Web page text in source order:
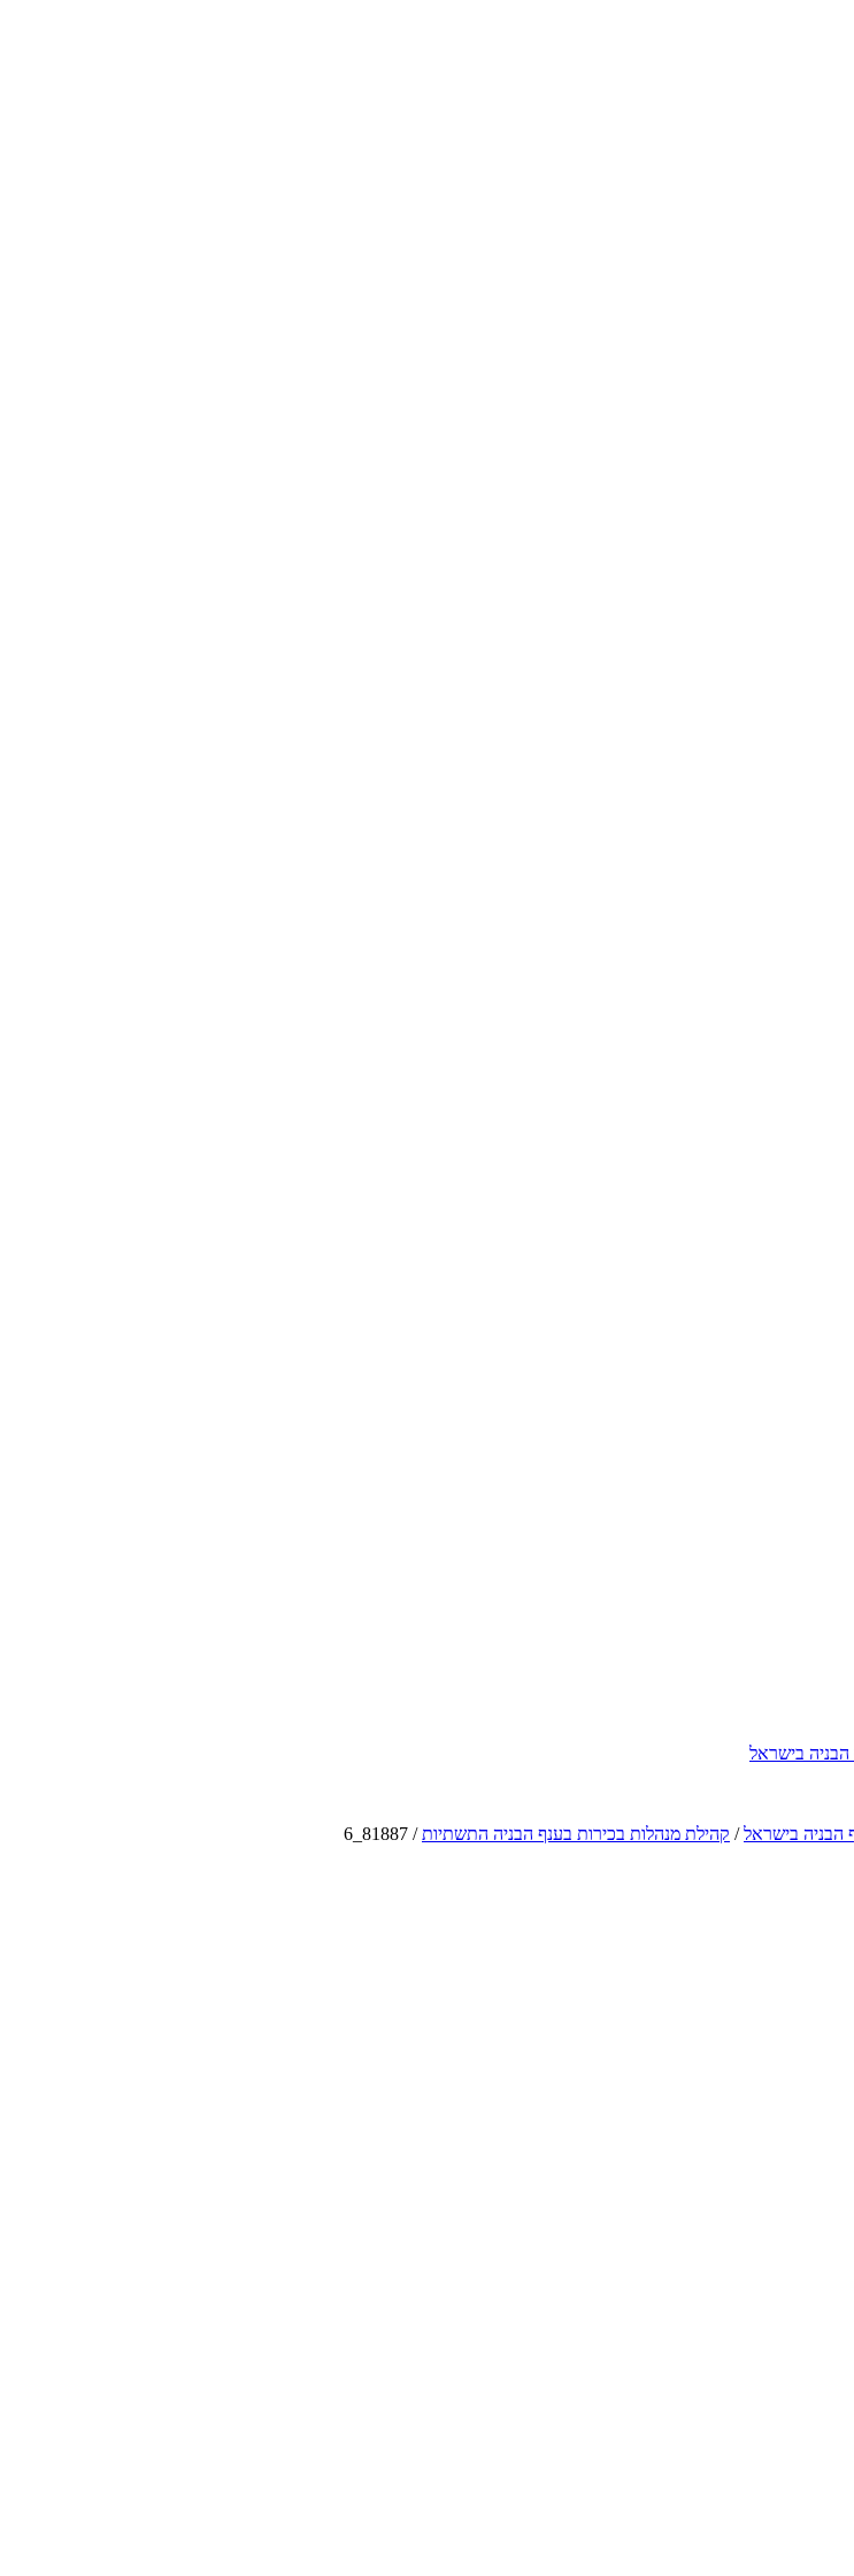
הבניה בישראל
הבניה בישראל/ קהילת מנהלות בכירות בענף הבניה התשתיות/
81887_6